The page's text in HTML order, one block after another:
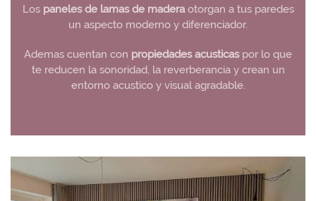
Lospaneles de lamas de maderaotorgan a tus paredes
un aspecto moderno y diferenciador.
Ademas cuentan con propiedades acusticaspor lo que
te reducen la sonoridad, la reverberancia y crean un
entorno acustico y visual agradable.